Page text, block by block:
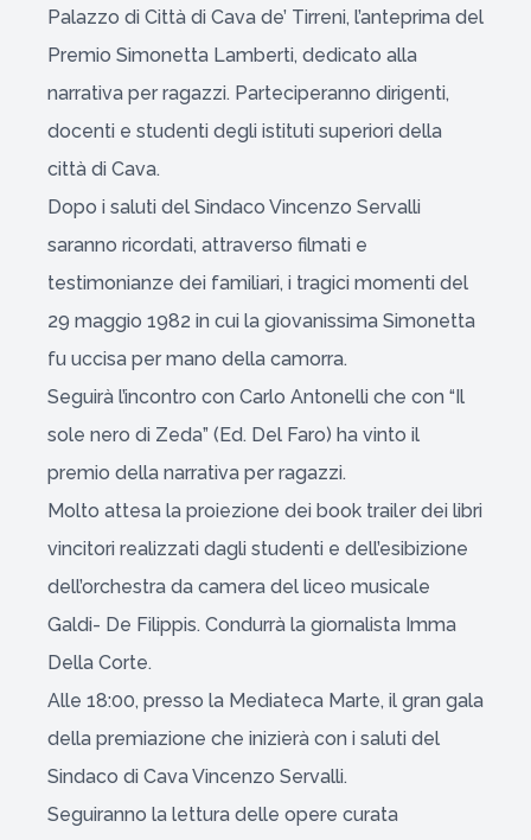
Palazzo di Città di Cava de’ Tirreni, l’anteprima del
Premio Simonetta Lamberti, dedicato alla
narrativa per ragazzi. Parteciperanno dirigenti,
docenti e studenti degli istituti superiori della
città di Cava.
Dopo i saluti del Sindaco Vincenzo Servalli
saranno ricordati, attraverso filmati e
testimonianze dei familiari, i tragici momenti del
29 maggio 1982 in cui la giovanissima Simonetta
fu uccisa per mano della camorra.
Seguirà l’incontro con Carlo Antonelli che con “Il
sole nero di Zeda” (Ed. Del Faro) ha vinto il
premio della narrativa per ragazzi.
Molto attesa la proiezione dei book trailer dei libri
vincitori realizzati dagli studenti e dell’esibizione
dell’orchestra da camera del liceo musicale
Galdi- De Filippis. Condurrà la giornalista Imma
Della Corte.
Alle 18:00, presso la Mediateca Marte, il gran gala
della premiazione che inizierà con i saluti del
Sindaco di Cava Vincenzo Servalli.
Seguiranno la lettura delle opere curata